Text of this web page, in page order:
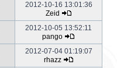
2012-10-16 13:01:36
Zeid
2012-10-05 13:52:11
pango
2012-07-04 01:19:07
rhazz